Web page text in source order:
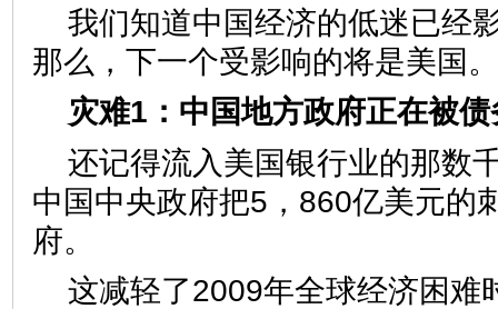
我们知道中国经济的低迷已经
那么，下一个受影响的将是美国。
灾难1：中国地方政府正在被
还记得流入美国银行业的那数
中国中央政府把5，860亿美元的
府。
这减轻了2009年全球经济困难